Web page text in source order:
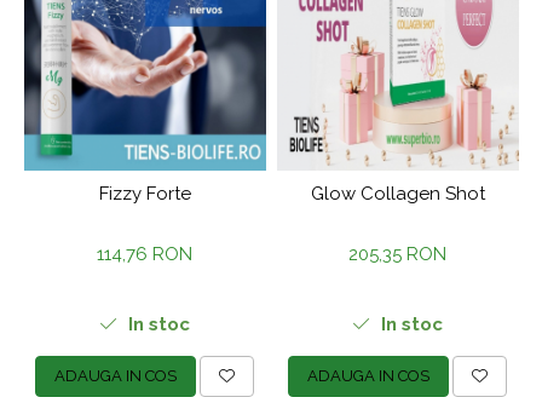
Fizzy Forte
114,76 RON
In stoc
ADAUGA IN COS
Glow Collagen Shot
205,35 RON
In stoc
ADAUGA IN COS